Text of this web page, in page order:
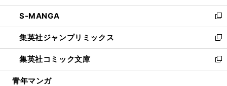
開
く
ウ
で
開
く
ン
ド
ウ
で
開
く
ウ
ィ
ン
ド
ウ
で
開
し
い
ウ
ィ
ン
ド
ウ
S-MANGA
新
し
い
ウ
ィ
ン
集英社ジャンプリミックス
新
し
い
ウ
集英社コミック文庫
新
し
青年マンガ